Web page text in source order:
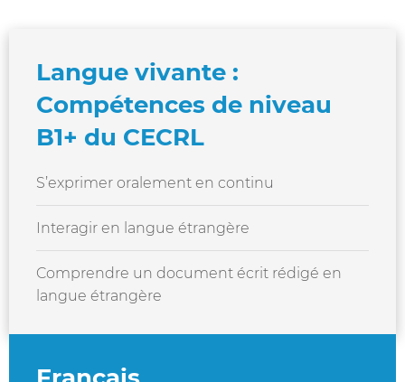
Langue vivante :
Compétences de niveau
B1+ du CECRL
S’exprimer oralement en continu
Interagir en langue étrangère
Comprendre un document écrit rédigé en
langue étrangère